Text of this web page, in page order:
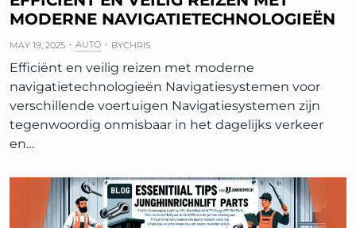
MODERNE NAVIGATIETECHNOLOGIEËN
MAY 19, 2025 AUTO BYCHRIS
Efficiënt en veilig reizen met moderne
navigatietechnologieën Navigatiesystemen voor
verschillende voertuigen Navigatiesystemen zijn
tegenwoordig onmisbaar in het dagelijks verkeer
en…